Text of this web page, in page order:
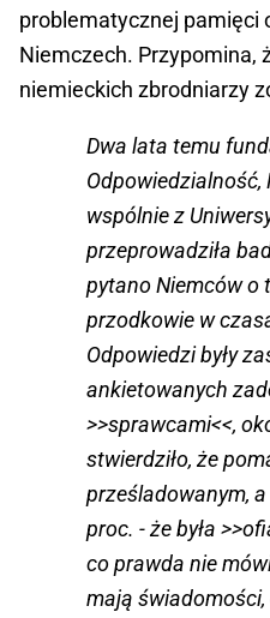
problematycznej pamięci
Niemczech. Przypomina,
niemieckich zbrodniarzy
Dwa lata temu
Odpowiedzialność,
wspólnie z
przeprowadziła
pytano Niemców o
przodkowie w
Odpowiedzi były
ankietowanych
>>sprawcami<<,
stwierdziło, że
prześladowanym,
proc. - że była
co prawda nie
mają świadomości,